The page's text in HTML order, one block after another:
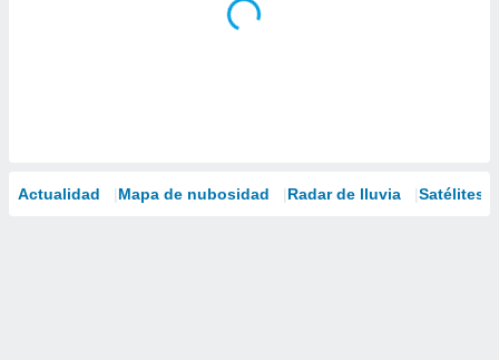
Actualidad Mapa de nubosidad Radar de lluvia Satélites